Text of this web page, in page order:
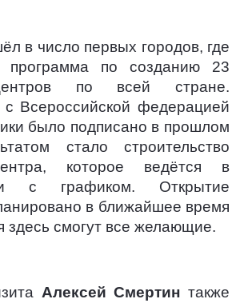
в число первых городов, где
программа по созданию 23
по всей стране.
Всероссийской федерацией
было подписано в прошлом
стало строительство
которое ведётся в
с графиком. Открытие
в ближайшее время
здесь смогут все желающие.
Алексей Смертин также